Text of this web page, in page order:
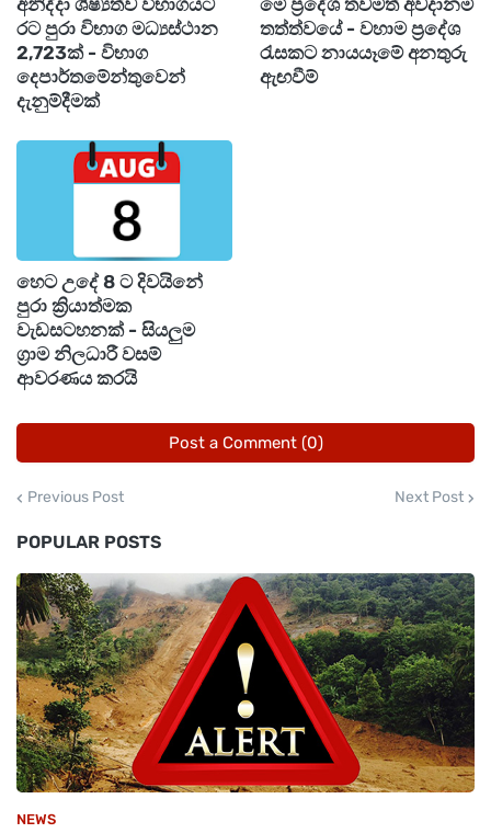
වැටුපකට පරිවර්තනය කරනවා කියලා කිව්වේ
නැහැ."
අනිද්දා ශිෂ්‍යත්ව විභාගයට
රට පුරා විභාග මධ්‍යස්ථාන
2,723ක් - විභාග
දෙපාර්තමේන්තුවෙන්
දැනුම්දීමක්
මේ ප්‍රදේශ තවමත් අවදානම්
තත්ත්වයේ - වහාම ප්‍රදේශ
රැසකට නායයෑමේ අනතුරු
ඇඟවීම්
හෙට උදේ 8 ට දිවයිනේ
පුරා ක්‍රියාත්මක
වැඩසටහනක් - සියලුම
ග්‍රාම නිලධාරී වසම්
ආවරණය කරයි
Post a Comment (0)
Previous Post Next Post
POPULAR POSTS
NEWS